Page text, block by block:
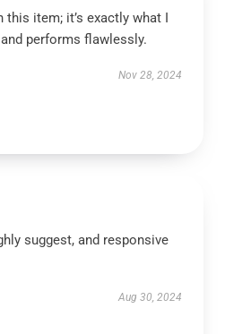
item; it’s exactly what I
performs flawlessly.
Nov 28, 2024
suggest, and responsive
Aug 30, 2024